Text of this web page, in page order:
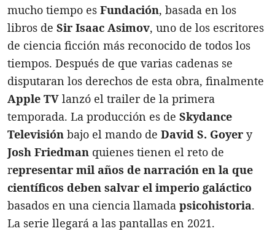
mucho tiempo es Fundación, basada en los
libros de Sir Isaac Asimov, uno de los escritores
de ciencia ficción más reconocido de todos los
tiempos. Después de que varias cadenas se
disputaran los derechos de esta obra, finalmente
Apple TV lanzó el trailer de la primera
temporada. La producción es de Skydance
Televisión bajo el mando de David S. Goyer y
Josh Friedman quienes tienen el reto de
representar mil años de narración en la que
científicos deben salvar el imperio galáctico
basados en una ciencia llamada psicohistoria.
La serie llegará a las pantallas en 2021.